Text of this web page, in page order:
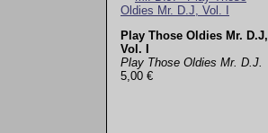
Play Those Oldies Mr. D.J,
Vol. I
Play Those Oldies Mr. D.J.
5,00 €